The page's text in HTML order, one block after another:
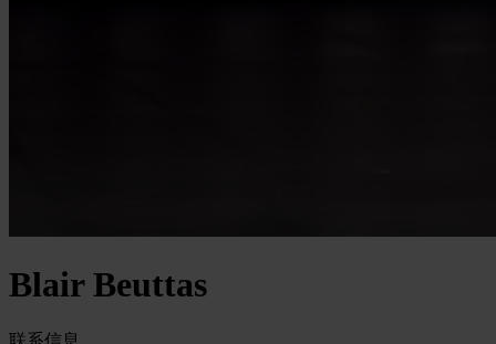
Blair Beuttas
联系信息